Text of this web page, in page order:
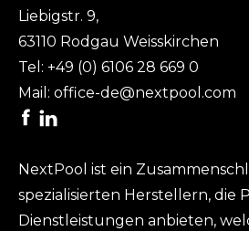
Liebigstr. 9,
63110 Rodgau Weisskirchen
Tel: +49 (0) 6106 28 669 0
Mail: office-de@nextpool.com
NextPool ist ein
spezialisierten Herstellern, die
Dienstleistungen anbieten,